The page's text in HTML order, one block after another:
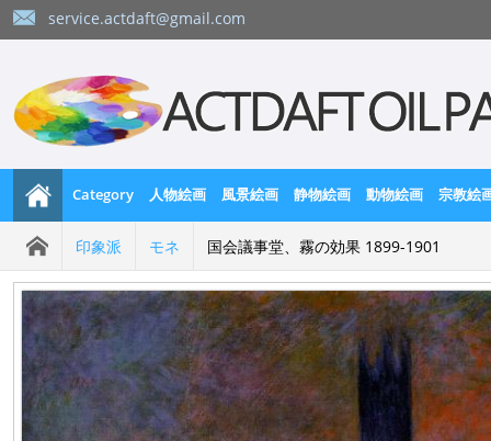
service.actdaft@gmail.com
Category 人物絵画 風景絵画 静物絵画 動物絵画 宗教絵
印象派 モネ 国会議事堂、霧の効果 1899-1901